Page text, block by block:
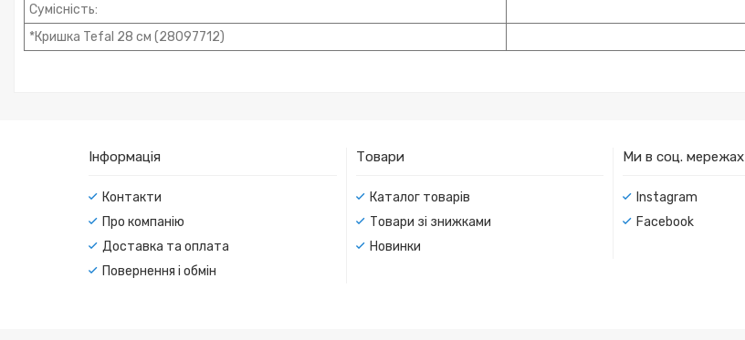
Сумісність:
*Кришка Tefal 28 см (28097712)
Інформація
Контакти
Про компанію
Доставка та оплата
Повернення і обмін
Товари
Каталог товарів
Товари зі знижками
Новинки
Ми в соц. мережах
Instagram
Facebook